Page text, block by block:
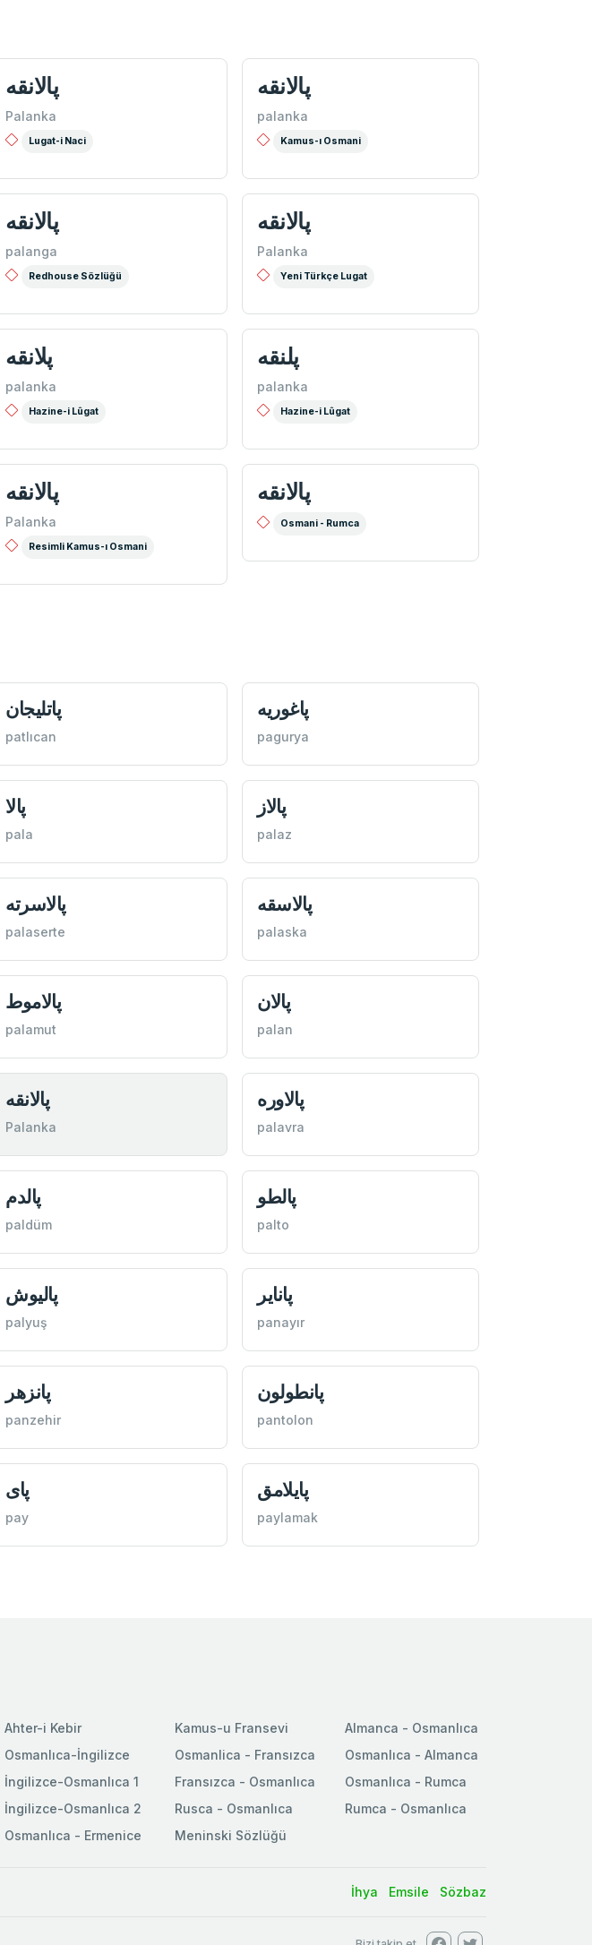
پالانقه
Palanka
Lugat-i Naci
پالانقه
palanka
Kamus-ı Osmani
پالانقه
palanga
Redhouse Sözlüğü
پالانقه
Palanka
Yeni Türkçe Lugat
پلانقه
palanka
Hazine-i Lûgat
پلنقه
palanka
Hazine-i Lûgat
پالانقه
Palanka
Resimli Kamus-ı Osmani
پالانقه
Osmani - Rumca
پاتليجان
patlıcan
پاغوريه
pagurya
پالا
pala
پالاز
palaz
پالاسرته
palaserte
پالاسقه
palaska
پالاموط
palamut
پالان
palan
پالانقه
Palanka
پالاوره
palavra
پالدم
paldüm
پالطو
palto
پاليوش
palyuş
پاناير
panayır
پانزهر
panzehir
پانطولون
pantolon
پای
pay
پايلامق
paylamak
Ahter-i Kebir
Osmanlıca-İngilizce
İngilizce-Osmanlıca 1
İngilizce-Osmanlıca 2
Osmanlıca - Ermenice
Kamus-u Fransevi
Osmanlica - Fransızca
Fransızca - Osmanlıca
Rusca - Osmanlıca
Meninski Sözlüğü
Almanca - Osmanlıca
Osmanlıca - Almanca
Osmanlıca - Rumca
Rumca - Osmanlıca
İhya Emsile Sözbaz